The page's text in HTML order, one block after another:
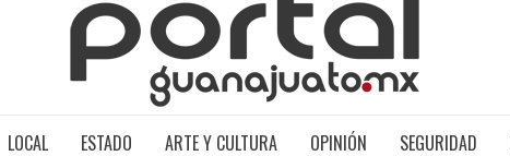
LOCAL ESTADO ARTE Y CULTURA OPINIÓN SEGURIDAD